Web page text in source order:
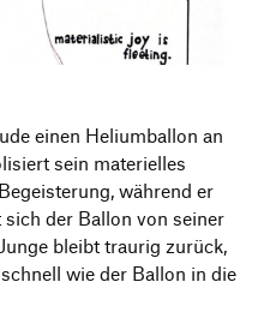
einen Heliumballon an
sein materielles
während er
der Ballon von seiner
bleibt traurig zurück,
wie der Ballon in die